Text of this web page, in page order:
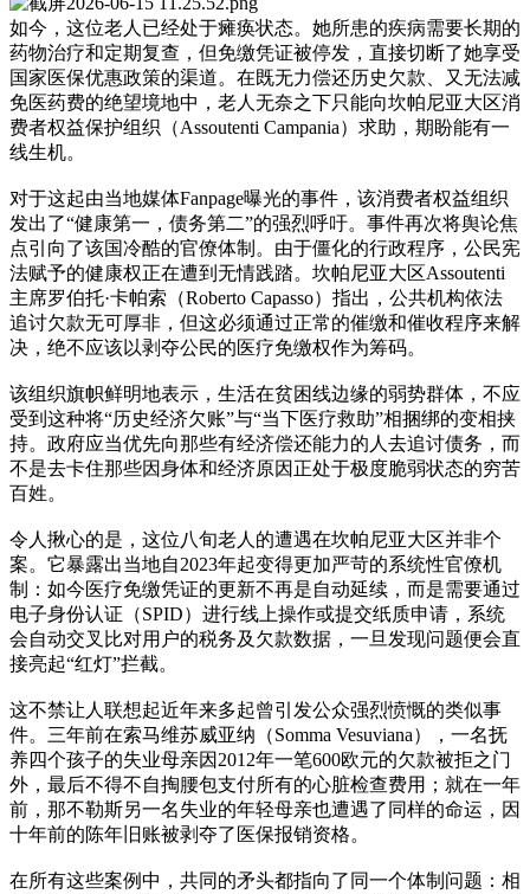
如今，这位老人已经处于瘫痪状态。她所患的疾病需要长期的
药物治疗和定期复查，但免缴凭证被停发，直接切断了她享受
国家医保优惠政策的渠道。在既无力偿还历史欠款、又无法减
免医药费的绝望境地中，老人无奈之下只能向坎帕尼亚大区消
费者权益保护组织（Assoutenti Campania）求助，期盼能有一
线生机。
对于这起由当地媒体Fanpage曝光的事件，该消费者权益组织
发出了“健康第一，债务第二”的强烈呼吁。事件再次将舆论焦
点引向了该国冷酷的官僚体制。由于僵化的行政程序，公民宪
法赋予的健康权正在遭到无情践踏。坎帕尼亚大区Assoutenti
主席罗伯托·卡帕索（Roberto Capasso）指出，公共机构依法
追讨欠款无可厚非，但这必须通过正常的催缴和催收程序来解
决，绝不应该以剥夺公民的医疗免缴权作为筹码。
该组织旗帜鲜明地表示，生活在贫困线边缘的弱势群体，不应
受到这种将“历史经济欠账”与“当下医疗救助”相捆绑的变相挟
持。政府应当优先向那些有经济偿还能力的人去追讨债务，而
不是去卡住那些因身体和经济原因正处于极度脆弱状态的穷苦
百姓。
令人揪心的是，这位八旬老人的遭遇在坎帕尼亚大区并非个
案。它暴露出当地自2023年起变得更加严苛的系统性官僚机
制：如今医疗免缴凭证的更新不再是自动延续，而是需要通过
电子身份认证（SPID）进行线上操作或提交纸质申请，系统
会自动交叉比对用户的税务及欠款数据，一旦发现问题便会直
接亮起“红灯”拦截。
这不禁让人联想起近年来多起曾引发公众强烈愤慨的类似事
件。三年前在索马维苏威亚纳（Somma Vesuviana），一名抚
养四个孩子的失业母亲因2012年一笔600欧元的欠款被拒之门
外，最后不得不自掏腰包支付所有的心脏检查费用；就在一年
前，那不勒斯另一名失业的年轻母亲也遭遇了同样的命运，因
十年前的陈年旧账被剥夺了医保报销资格。
在所有这些案例中，共同的矛头都指向了同一个体制问题：相